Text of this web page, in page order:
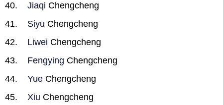
Jiaqi Chengcheng
Siyu Chengcheng
Liwei Chengcheng
Fengying Chengcheng
Yue Chengcheng
Xiu Chengcheng